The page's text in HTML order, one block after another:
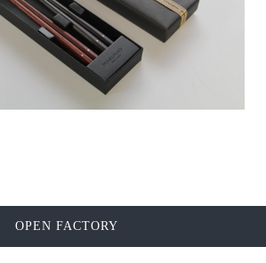
OPEN FACTORY